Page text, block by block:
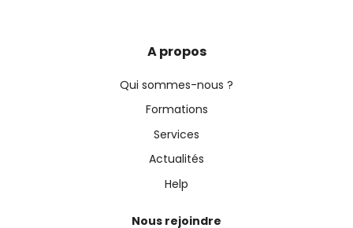
A propos
Qui sommes-nous ?
Formations
Services
Actualités
Help
Nous rejoindre